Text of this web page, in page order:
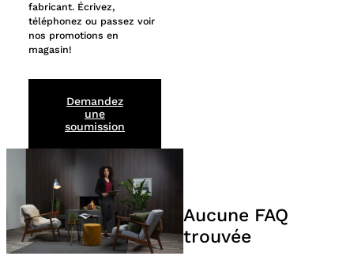
fabricant. Écrivez,
téléphonez ou passez voir
nos promotions en
magasin!
Demandez
une
soumission
Aucune FAQ
trouvée